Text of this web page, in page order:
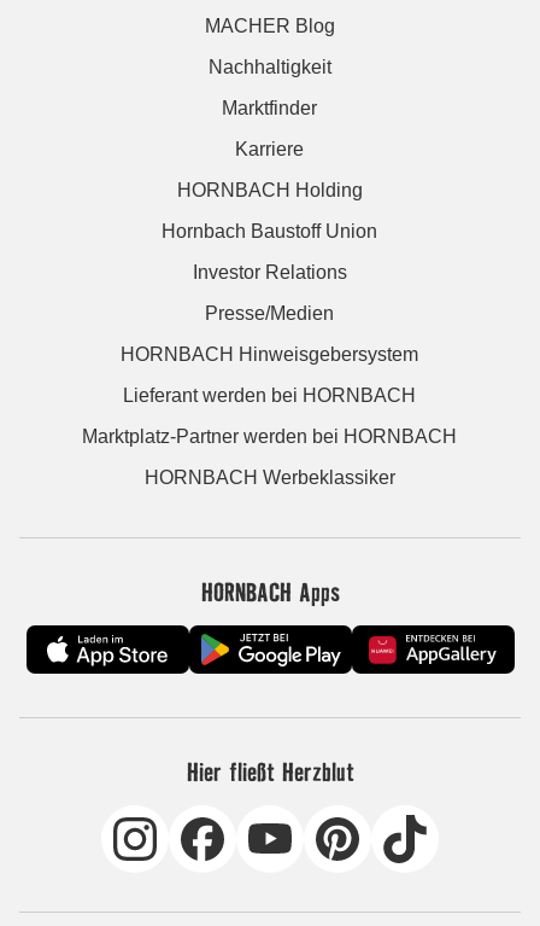
MACHER Blog
Nachhaltigkeit
Marktfinder
Karriere
HORNBACH Holding
Hornbach Baustoff Union
Investor Relations
Presse/Medien
HORNBACH Hinweisgebersystem
Lieferant werden bei HORNBACH
Marktplatz-Partner werden bei HORNBACH
HORNBACH Werbeklassiker
HORNBACH Apps
Hier fließt Herzblut